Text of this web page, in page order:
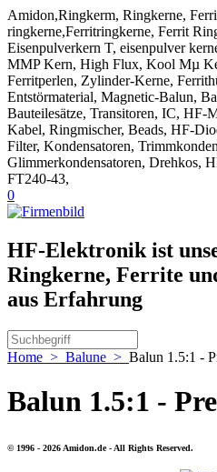
Amidon,Ringkerm, Ringkerne,
ringkerne,Ferritringkerne, Ferrit
Eisenpulverkern T, eisenpulver
MMP Kern, High Flux, Kool Mµ
Ferritperlen, Zylinder-Kerne,
Entstörmaterial, Magnetic-Balun,
Bauteilesätze, Transitoren, IC, HF-
Kabel, Ringmischer, Beads, HF-
Filter, Kondensatoren,
Glimmerkondensatoren, Drehkos,
FT240-43,
0
HF-Elektronik ist
Ringkerne, Ferrite
aus Erfahrung
Home > Balune > Balun 1.5:1 -
Balun 1.5:1 -
© 1996 - 2026 Amidon.de - All Rights Reserved.